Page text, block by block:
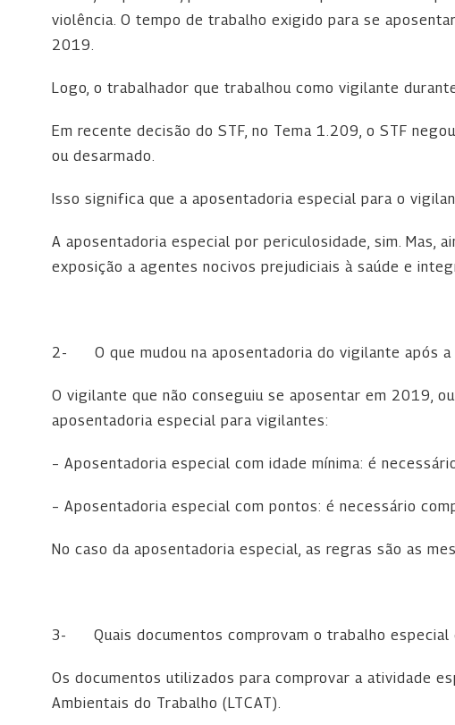
violência. O tempo de trabalho exigido para se
2019.
Logo, o trabalhador que trabalhou como vigilante
Em recente decisão do STF, no Tema 1.209, o STF
ou desarmado.
Isso significa que a aposentadoria especial para o
A aposentadoria especial por periculosidade, sim. Mas,
exposição a agentes nocivos prejudiciais à saúde e
2- O que mudou na aposentadoria do vigilante após
O vigilante que não conseguiu se aposentar em 2019,
aposentadoria especial para vigilantes:
– Aposentadoria especial com idade mínima: é
– Aposentadoria especial com pontos: é necessário
No caso da aposentadoria especial, as regras são as
3- Quais documentos comprovam o trabalho especial
Os documentos utilizados para comprovar a atividade
Ambientais do Trabalho (LTCAT).